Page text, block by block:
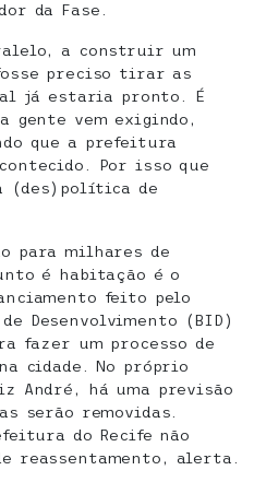
da Fase.
a construir um
preciso tirar as
já estaria pronto. É
gente vem exigindo,
que a prefeitura
Por isso que
(des)política de
para milhares de
é habitação é o
feito pelo
Desenvolvimento (BID)
fazer um processo de
cidade. No próprio
André, há uma previsão
serão removidas.
do Recife não
reassentamento, alerta.